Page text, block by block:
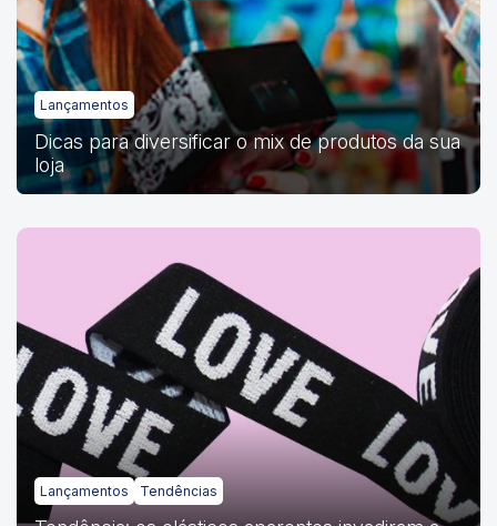
Lançamentos
Dicas para diversificar o mix de produtos da sua
loja
Lançamentos Tendências